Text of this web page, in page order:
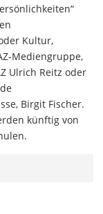
Kultur,
Mediengruppe,
Ulrich Reitz oder
Birgit Fischer.
künftig von